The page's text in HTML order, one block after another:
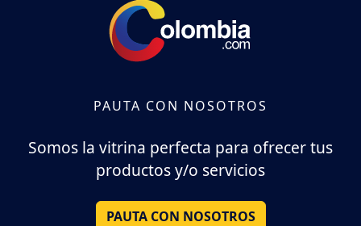
PAUTA CON NOSOTROS
Somos la vitrina perfecta para ofrecer tus
productos y/o servicios
PAUTA CON NOSOTROS